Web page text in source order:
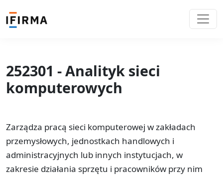
252301 - Analityk sieci
komputerowych
Zarządza pracą sieci komputerowej w zakładach
przemysłowych, jednostkach handlowych i
administracyjnych lub innych instytucjach, w
zakresie działania sprzętu i pracowników przy nim